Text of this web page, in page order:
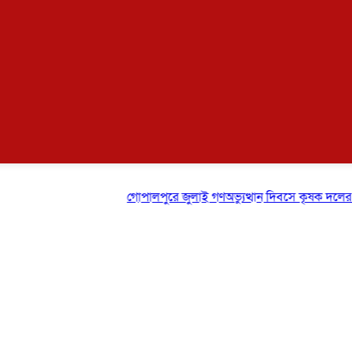
গোপালপুরে জুলাই গণঅভ্যুত্থান দিবসে কৃষক দলের বিজয়